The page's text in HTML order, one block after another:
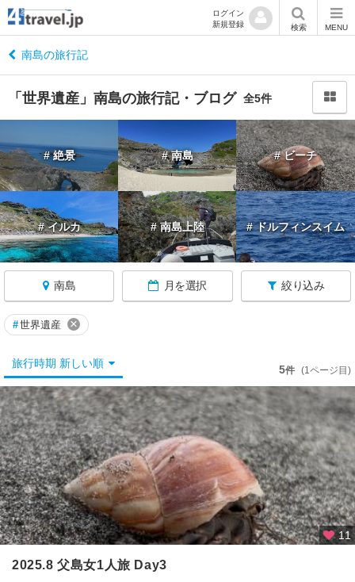
ログイン
新規登録
検索 MENU
南島の旅行記
「世界遺産」南島の旅行記・ブログ 全5件
# 絶景 # 南島 # ビーチ
# イルカ # 南島上陸 # ドルフィンスイム
南島 月を選択 絞り込み
東
へ
戻
る
東
京
べ
て
秋
葉
原
・
御
茶
ノ
水
・
水
道
橋
銀
#世界遺産 ×
旅行時期 新しい順 5件 (1ページ目)
11
2025.8 父島女1人旅 Day3